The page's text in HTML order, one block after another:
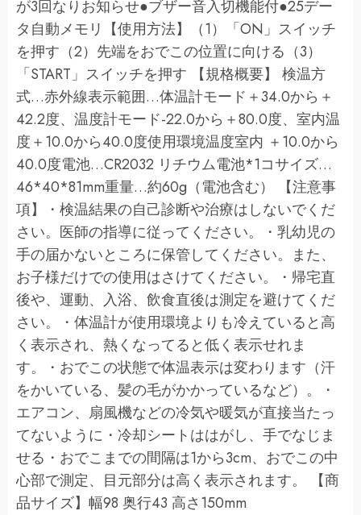
が3回なりお知らせ●ブザー音入切機能付●25デー
タ自動メモリ【使用方法】（1）「ON」スイッチ
を押す（2）先端をおでこの位置に向ける（3）
「START」スイッチを押す 【規格概要】 検温方
式…赤外線表示範囲…体温計モード＋34.0から＋
42.2度、温度計モード-22.0から＋80.0度、室内温
度＋10.0から40.0度使用環境温度室内 ＋10.0から
40.0度電池…CR2032 リチウム電池*1コサイズ…
46*40*81mm重量…約60g（電池含む） 【注意事
項】・検温結果の自己診断や治療はしないでくだ
さい。医師の指導に従ってください。・乳幼児の
手の届かないところに保管してください。また、
お子様だけでの使用はさけてください。・帰宅直
後や、運動、入浴、飲食直後は測定を避けてくだ
さい。・体温計が使用環境よりも冷えていると高
く表示され、熱くなってると低く表示せれま
す。・おでこの状態で体温表示は変わります（汗
をかいている、髪の毛がかかっているなど）。・
エアコン、扇風機などの冷気や暖気が直接当たっ
てないように・冷却シートははがし、手でなじま
せる・おでこまでの間隔は1から3cm、おでこの中
心部で測定、目元部分は高く表示されます。 【商
品サイズ】幅98 奥行43 高さ150mm